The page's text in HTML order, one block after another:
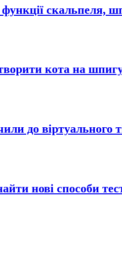
скальпеля,
кота на
до віртуального
нові способи